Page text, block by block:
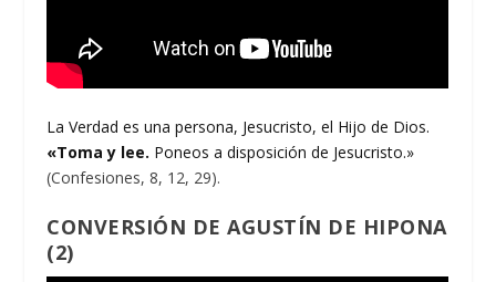
La Verdad es una persona, Jesucristo, el Hijo de Dios.
«Toma y lee. Poneos a disposición de Jesucristo.»
(Confesiones, 8, 12, 29).
CONVERSIÓN DE AGUSTÍN DE HIPONA
(2)